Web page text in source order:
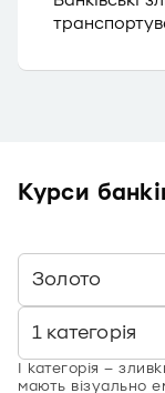
Курси
Золото
1 категорія
І категорія –
мають візуально